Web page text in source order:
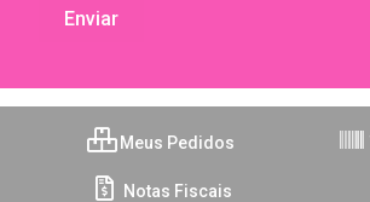
Meus Pedidos
Notas Fiscais